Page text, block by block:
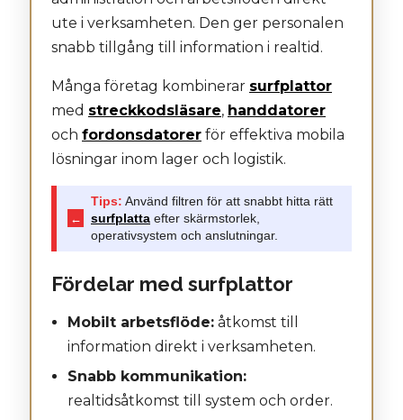
ute i verksamheten. Den ger personalen
snabb tillgång till information i realtid.
Många företag kombinerar surfplattor
med streckkodsläsare, handdatorer
och fordonsdatorer för effektiva mobila
lösningar inom lager och logistik.
←
Tips: Använd filtren för att snabbt hitta rätt
surfplatta efter skärmstorlek,
operativsystem och anslutningar.
Fördelar med surfplattor
Mobilt arbetsflöde: åtkomst till
information direkt i verksamheten.
Snabb kommunikation:
realtidsåtkomst till system och order.